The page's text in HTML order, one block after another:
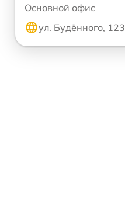
Основной офис
ул. Будённого, 123